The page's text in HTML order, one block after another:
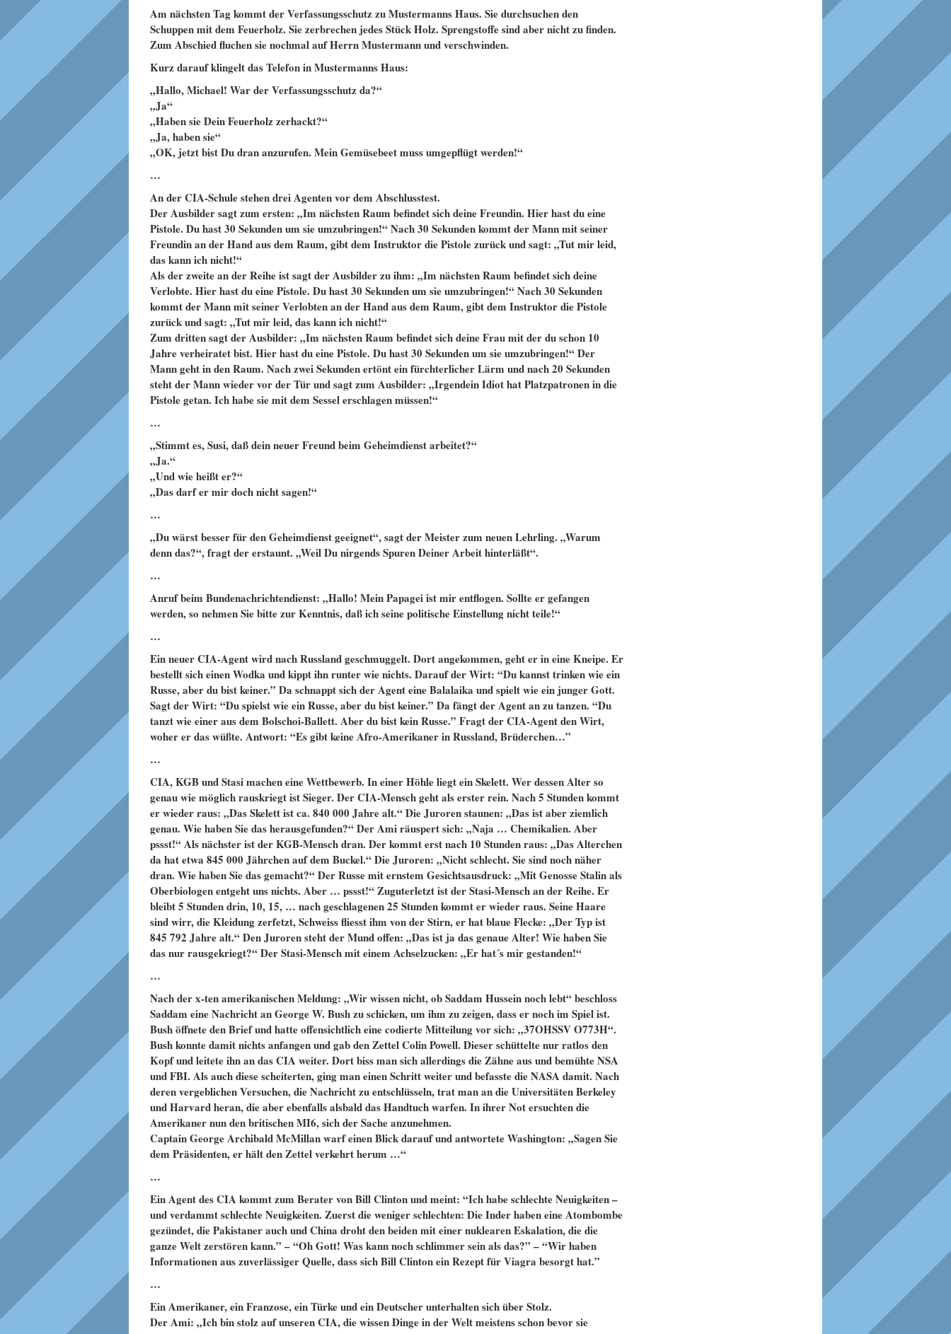
Am nächsten Tag kommt der Verfassungsschutz zu Mustermanns Haus. Sie durchsuchen den
Schuppen mit dem Feuerholz. Sie zerbrechen jedes Stück Holz. Sprengstoffe sind aber nicht zu finden.
Zum Abschied fluchen sie nochmal auf Herrn Mustermann und verschwinden.
Kurz darauf klingelt das Telefon in Mustermanns Haus:
„Hallo, Michael! War der Verfassungsschutz da?“
„Ja“
„Haben sie Dein Feuerholz zerhackt?“
„Ja, haben sie“
„OK, jetzt bist Du dran anzurufen. Mein Gemüsebeet muss umgepflügt werden!“
…
An der CIA-Schule stehen drei Agenten vor dem Abschlusstest.
Der Ausbilder sagt zum ersten: „Im nächsten Raum befindet sich deine Freundin. Hier hast du eine
Pistole. Du hast 30 Sekunden um sie umzubringen!“ Nach 30 Sekunden kommt der Mann mit seiner
Freundin an der Hand aus dem Raum, gibt dem Instruktor die Pistole zurück und sagt: „Tut mir leid,
das kann ich nicht!“
Als der zweite an der Reihe ist sagt der Ausbilder zu ihm: „Im nächsten Raum befindet sich deine
Verlobte. Hier hast du eine Pistole. Du hast 30 Sekunden um sie umzubringen!“ Nach 30 Sekunden
kommt der Mann mit seiner Verlobten an der Hand aus dem Raum, gibt dem Instruktor die Pistole
zurück und sagt: „Tut mir leid, das kann ich nicht!“
Zum dritten sagt der Ausbilder: „Im nächsten Raum befindet sich deine Frau mit der du schon 10
Jahre verheiratet bist. Hier hast du eine Pistole. Du hast 30 Sekunden um sie umzubringen!“ Der
Mann geht in den Raum. Nach zwei Sekunden ertönt ein fürchterlicher Lärm und nach 20 Sekunden
steht der Mann wieder vor der Tür und sagt zum Ausbilder: „Irgendein Idiot hat Platzpatronen in die
Pistole getan. Ich habe sie mit dem Sessel erschlagen müssen!“
…
„Stimmt es, Susi, daß dein neuer Freund beim Geheimdienst arbeitet?“
„Ja.“
„Und wie heißt er?“
„Das darf er mir doch nicht sagen!“
…
„Du wärst besser für den Geheimdienst geeignet“, sagt der Meister zum neuen Lehrling. „Warum
denn das?“, fragt der erstaunt. „Weil Du nirgends Spuren Deiner Arbeit hinterläßt“.
…
Anruf beim Bundenachrichtendienst: „Hallo! Mein Papagei ist mir entflogen. Sollte er gefangen
werden, so nehmen Sie bitte zur Kenntnis, daß ich seine politische Einstellung nicht teile!“
…
Ein neuer CIA-Agent wird nach Russland geschmuggelt. Dort angekommen, geht er in eine Kneipe. Er
bestellt sich einen Wodka und kippt ihn runter wie nichts. Darauf der Wirt: “Du kannst trinken wie ein
Russe, aber du bist keiner.” Da schnappt sich der Agent eine Balalaika und spielt wie ein junger Gott.
Sagt der Wirt: “Du spielst wie ein Russe, aber du bist keiner.” Da fängt der Agent an zu tanzen. “Du
tanzt wie einer aus dem Bolschoi-Ballett. Aber du bist kein Russe.” Fragt der CIA-Agent den Wirt,
woher er das wüßte. Antwort: “Es gibt keine Afro-Amerikaner in Russland, Brüderchen…”
…
CIA, KGB und Stasi machen eine Wettbewerb. In einer Höhle liegt ein Skelett. Wer dessen Alter so
genau wie möglich rauskriegt ist Sieger. Der CIA-Mensch geht als erster rein. Nach 5 Stunden kommt
er wieder raus: „Das Skelett ist ca. 840 000 Jahre alt.“ Die Juroren staunen: „Das ist aber ziemlich
genau. Wie haben Sie das herausgefunden?“ Der Ami räuspert sich: „Naja … Chemikalien. Aber
pssst!“ Als nächster ist der KGB-Mensch dran. Der kommt erst nach 10 Stunden raus: „Das Alterchen
da hat etwa 845 000 Jährchen auf dem Buckel.“ Die Juroren: „Nicht schlecht. Sie sind noch näher
dran. Wie haben Sie das gemacht?“ Der Russe mit ernstem Gesichtsausdruck: „Mit Genosse Stalin als
Oberbiologen entgeht uns nichts. Aber … pssst!“ Zuguterletzt ist der Stasi-Mensch an der Reihe. Er
bleibt 5 Stunden drin, 10, 15, … nach geschlagenen 25 Stunden kommt er wieder raus. Seine Haare
sind wirr, die Kleidung zerfetzt, Schweiss fliesst ihm von der Stirn, er hat blaue Flecke: „Der Typ ist
845 792 Jahre alt.“ Den Juroren steht der Mund offen: „Das ist ja das genaue Alter! Wie haben Sie
das nur rausgekriegt?“ Der Stasi-Mensch mit einem Achselzucken: „Er hat´s mir gestanden!“
…
Nach der x-ten amerikanischen Meldung: „Wir wissen nicht, ob Saddam Hussein noch lebt“ beschloss
Saddam eine Nachricht an George W. Bush zu schicken, um ihm zu zeigen, dass er noch im Spiel ist.
Bush öffnete den Brief und hatte offensichtlich eine codierte Mitteilung vor sich: „37OHSSV O773H“.
Bush konnte damit nichts anfangen und gab den Zettel Colin Powell. Dieser schüttelte nur ratlos den
Kopf und leitete ihn an das CIA weiter. Dort biss man sich allerdings die Zähne aus und bemühte NSA
und FBI. Als auch diese scheiterten, ging man einen Schritt weiter und befasste die NASA damit. Nach
deren vergeblichen Versuchen, die Nachricht zu entschlüsseln, trat man an die Universitäten Berkeley
und Harvard heran, die aber ebenfalls alsbald das Handtuch warfen. In ihrer Not ersuchten die
Amerikaner nun den britischen MI6, sich der Sache anzunehmen.
Captain George Archibald McMillan warf einen Blick darauf und antwortete Washington: „Sagen Sie
dem Präsidenten, er hält den Zettel verkehrt herum …“
…
Ein Agent des CIA kommt zum Berater von Bill Clinton und meint: “Ich habe schlechte Neuigkeiten –
und verdammt schlechte Neuigkeiten. Zuerst die weniger schlechten: Die Inder haben eine Atombombe
gezündet, die Pakistaner auch und China droht den beiden mit einer nuklearen Eskalation, die die
ganze Welt zerstören kann.” – “Oh Gott! Was kann noch schlimmer sein als das?” – “Wir haben
Informationen aus zuverlässiger Quelle, dass sich Bill Clinton ein Rezept für Viagra besorgt hat.”
…
Ein Amerikaner, ein Franzose, ein Türke und ein Deutscher unterhalten sich über Stolz.
Der Ami: „Ich bin stolz auf unseren CIA, die wissen Dinge in der Welt meistens schon bevor sie